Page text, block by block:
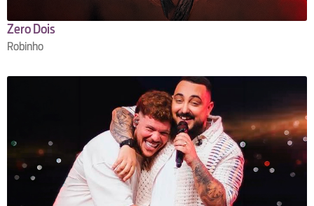
Zero Dois
Robinho